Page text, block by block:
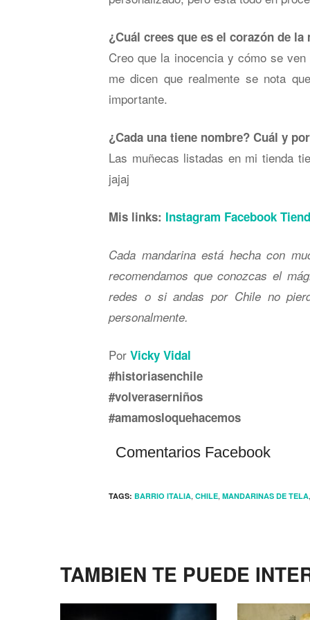
¿Cuál crees que es el corazón de la
Creo que la inocencia y cómo se
me dicen que realmente se nota
importante.
¿Cada una tiene nombre? Cuál y
Las muñecas listadas en mi tienda
jajaj
Mis links: Instagram Facebook
Cada mandarina está hecha con
recomendamos que conozcas el
redes o si andas por Chile no
personalmente.
Por Vicky Vidal
#historiasenchile
#volveraserniños
#amamosloquehacemos
Comentarios Facebook
TAGS: BARRIO ITALIA, CHILE, MANDARINAS DE TELA
TAMBIEN TE PUEDE